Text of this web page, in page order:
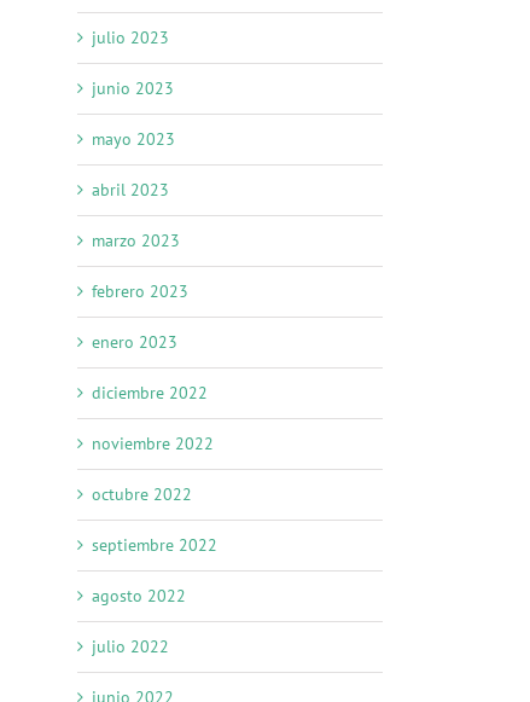
julio 2023
junio 2023
mayo 2023
abril 2023
marzo 2023
febrero 2023
enero 2023
diciembre 2022
noviembre 2022
octubre 2022
septiembre 2022
agosto 2022
julio 2022
junio 2022